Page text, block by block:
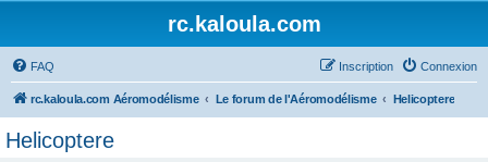
rc.kaloula.com
FAQ Connexion
Inscription
rc.kaloula.com Aéromodélisme Le forum de l'Aéromodélisme Helicoptere
Helicoptere